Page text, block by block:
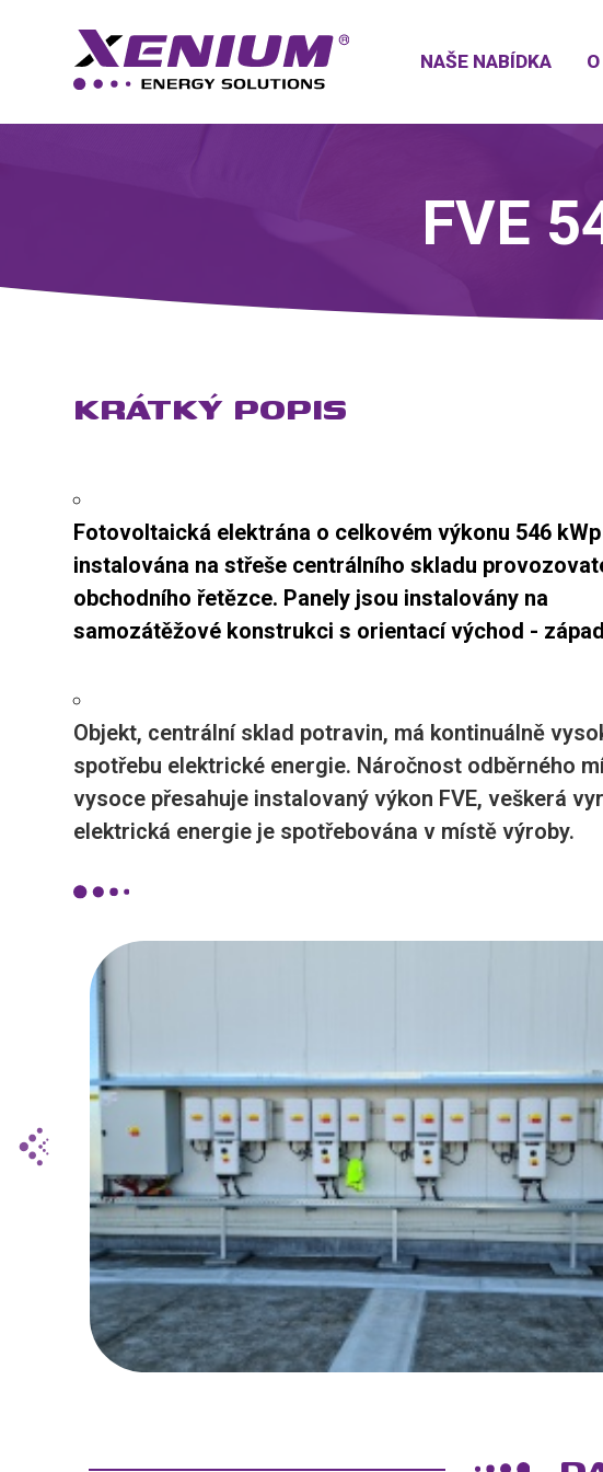
NAŠE NABÍDKA
FVE
KRÁTKÝ POPIS
Fotovoltaická elektrána o celkovém výkonu 546
instalována na střeše centrálního skladu
obchodního řetězce. Panely jsou instalovány na
samozátěžové konstrukci s orientací východ -
Objekt, centrální sklad potravin, má kontinuálně
spotřebu elektrické energie. Náročnost odběrného
vysoce přesahuje instalovaný výkon FVE, veškerá
elektrická energie je spotřebována v místě výroby.